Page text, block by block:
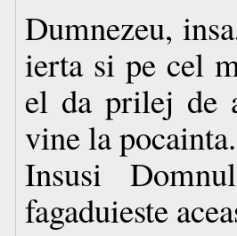
Dumnezeu,
ierta si pe cel
el da prilej de
vine la
Insusi
fagaduieste